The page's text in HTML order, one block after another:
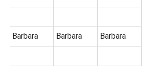
Barbara Barbara Barbara